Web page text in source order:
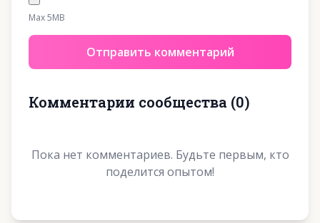
Max 5MB
Отправить комментарий
Комментарии сообщества (0)
Пока нет комментариев. Будьте первым, кто
поделится опытом!